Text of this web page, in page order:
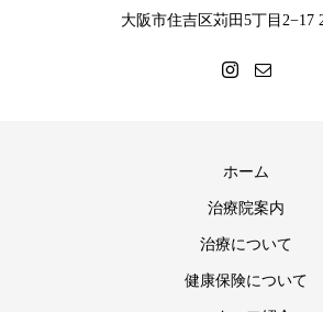
大阪市住吉区苅田5丁目2−17
ホーム
治療院案内
治療について
健康保険について